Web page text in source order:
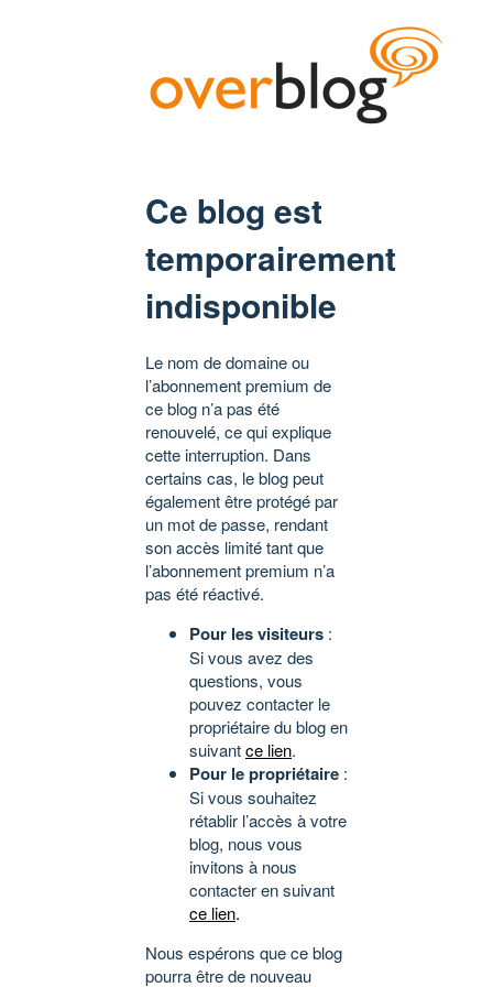
Ce blog est
temporairement
indisponible
Le nom de domaine ou
l’abonnement premium de
ce blog n’a pas été
renouvelé, ce qui explique
cette interruption. Dans
certains cas, le blog peut
également être protégé par
un mot de passe, rendant
son accès limité tant que
l’abonnement premium n’a
pas été réactivé.
Pour les visiteurs :
Si vous avez des
questions, vous
pouvez contacter le
propriétaire du blog en
suivantce lien.
Pour le propriétaire :
Si vous souhaitez
rétablir l’accès à votre
blog, nous vous
invitons à nous
contacter en suivant
ce lien.
Nous espérons que ce blog
pourra être de nouveau